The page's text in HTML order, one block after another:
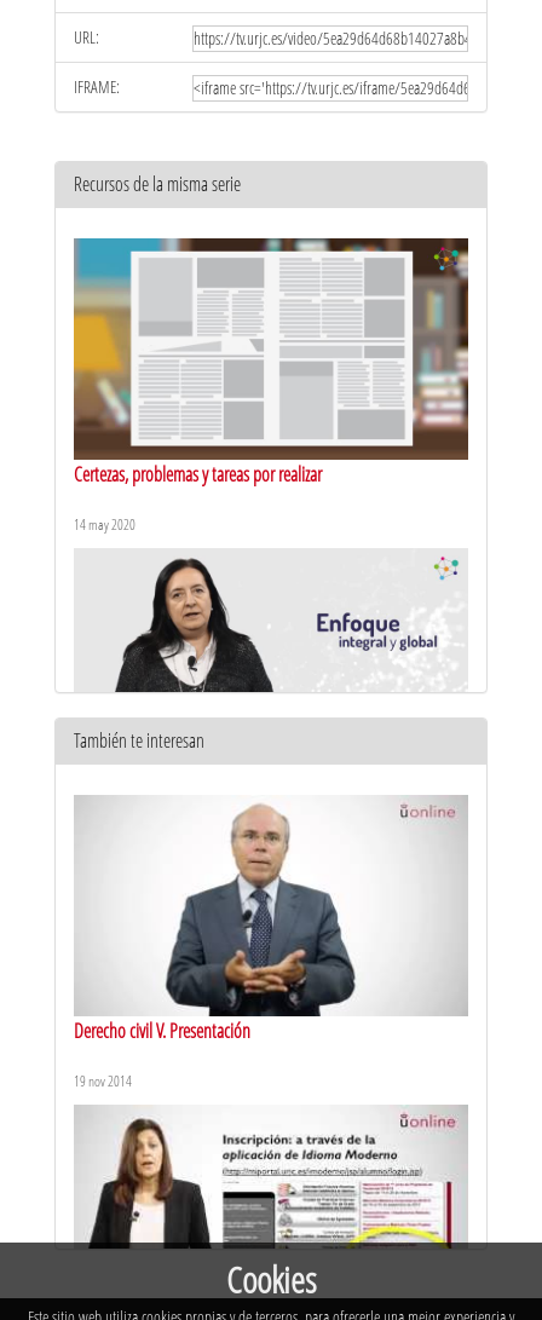
URL:
IFRAME:
Recursos de la misma serie
Certezas, problemas y tareas por realizar
14 may 2020
El análisis del grado de radicalización violenta a través de la
metáfora de la escalera
20 may 2020
También te interesan
Derecho civil V. Presentación
19 nov 2014
Cookies